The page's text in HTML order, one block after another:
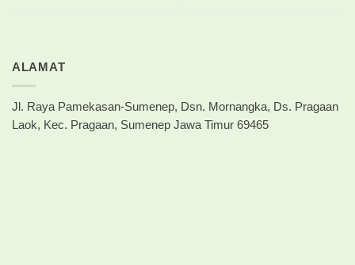
ALAMAT
Jl. Raya Pamekasan-Sumenep, Dsn. Mornangka, Ds. Pragaan
Laok, Kec. Pragaan, Sumenep Jawa Timur 69465